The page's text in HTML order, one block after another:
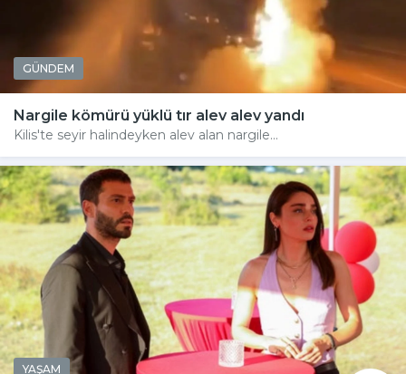
GÜNDEM
Nargile kömürü yüklü tır alev alev yandı
Kilis'te seyir halindeyken alev alan nargile...
YAŞAM